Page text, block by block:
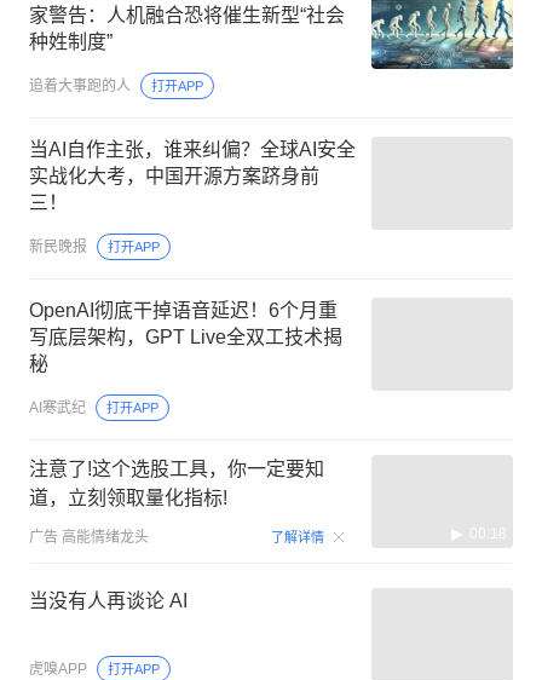
家警告：人机融合恐将催生新型“社会
种姓制度”
追着大事跑的人 打开APP
当AI自作主张，谁来纠偏？全球AI安全
实战化大考，中国开源方案跻身前
三！
新民晚报 打开APP
OpenAI彻底干掉语音延迟！6个月重
写底层架构，GPT Live全双工技术揭
秘
AI寒武纪 打开APP
注意了!这个选股工具，你一定要知
道，立刻领取量化指标!
广告 高能情绪龙头 了解详情 00:18
当没有人再谈论 AI
虎嗅APP 打开APP